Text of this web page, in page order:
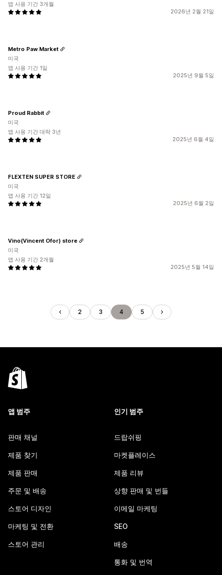
2026년 2월 21일
앱 사용 기간 3개월
2025년 9월 5일
Metro Paw Market
미국
앱 사용 기간 1일
2025년 6월 4일
Proud Rabbit
미국
앱 사용 기간 대략 3년
2025년 6월 2일
FLEXTEN SUPER STORE
미국
앱 사용 기간 12일
2025년 5월 14일
Vino(Vincent Ofor) store
미국
앱 사용 기간 2개월
2 3 4 5
앱 범주
판매 채널
제품 찾기
제품 판매
주문 및 배송
스토어 디자인
마케팅 및 전환
스토어 관리
인기 범주
드랍쉬핑
마켓플레이스
제품 리뷰
상향 판매 및 번들
이메일 마케팅
SEO
배송
통화 및 번역